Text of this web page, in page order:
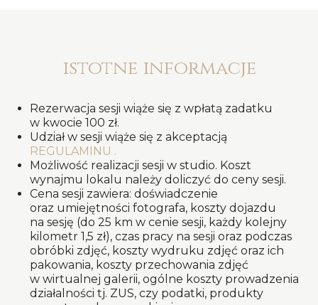
istotne informacje
Rezerwacja sesji wiąże się z wpłatą zadatku
w kwocie 100 zł.
Udział w sesji wiąże się z akceptacją
REGULAMINU .
Możliwość realizacji sesji w studio. Koszt
wynajmu lokalu należy doliczyć do ceny sesji.
Cena sesji zawiera: doświadczenie
oraz umiejętności fotografa, koszty dojazdu
na sesję (do 25 km w cenie sesji, każdy kolejny
kilometr 1,5 zł), czas pracy na sesji oraz podczas
obróbki zdjęć, koszty wydruku zdjęć oraz ich
pakowania, koszty przechowania zdjęć
w wirtualnej galerii, ogólne koszty prowadzenia
działalności tj. ZUS, czy podatki, produkty